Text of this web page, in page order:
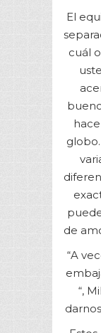
El
cuál
de
“A
“,